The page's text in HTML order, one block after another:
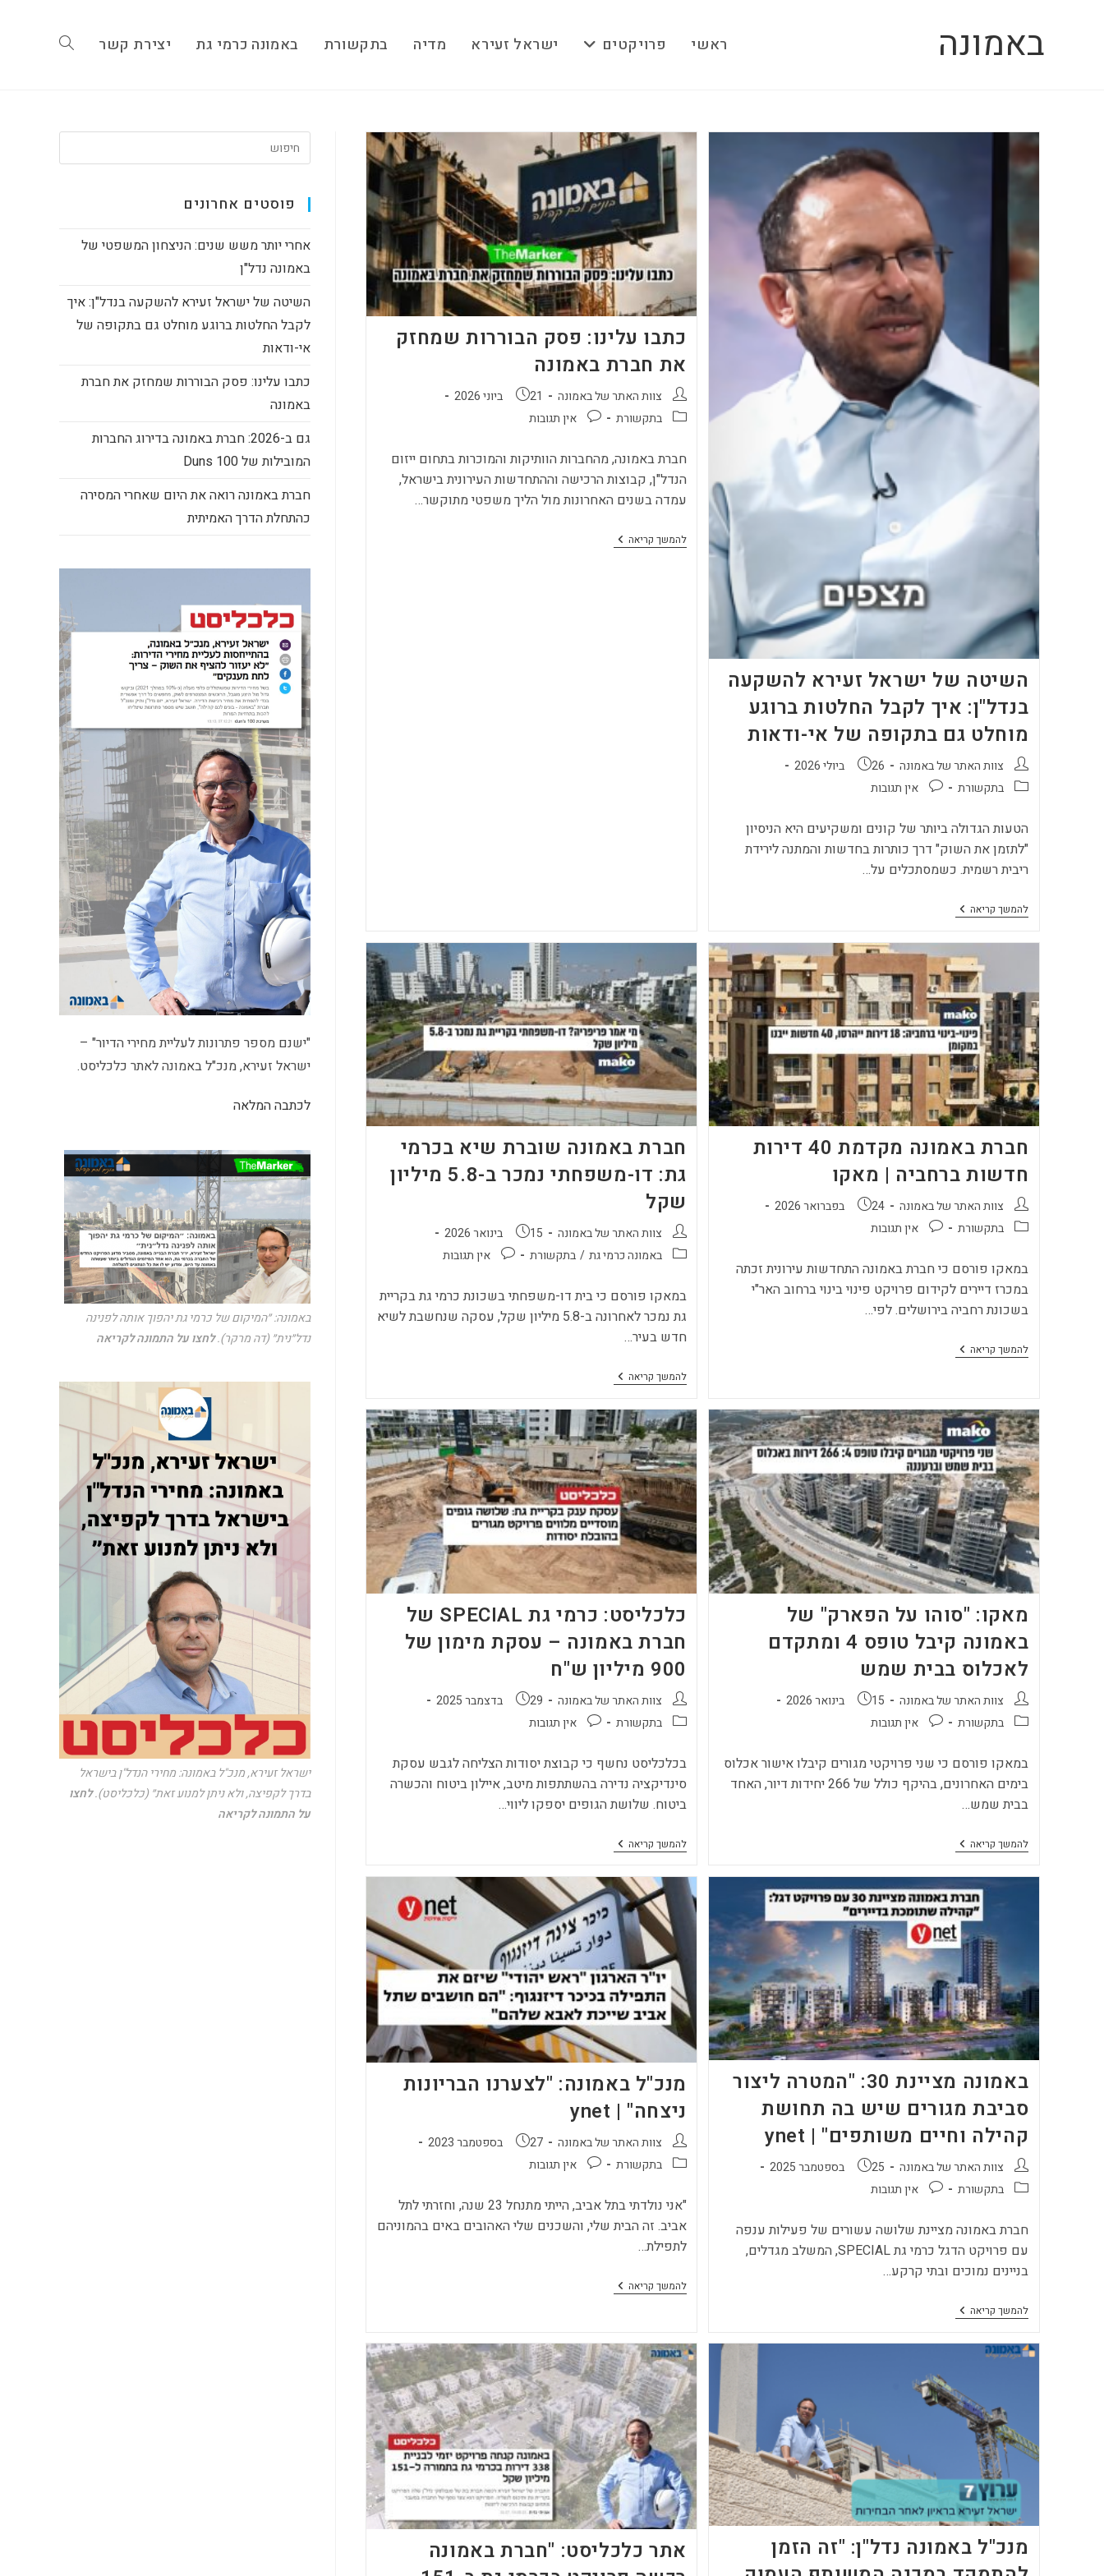
באמונה ראשי פרויקטים ישראל זעירא מדיה בתקשורת באמונה כרמי גת יצירת קשר Toggle
website
השיטה של ישראל זעירא להשקעה
בנדל"ן: איך לקבל החלטות ברוגע
מוחלט גם בתקופה של אי-ודאות
מחבר:צוות האתר של באמונה פורסם:
26 ביולי 2026
קטגוריה:בתקשורת תגובות:אין תגובות
הטעות הגדולה ביותר של קונים ומשקיעים היא הניסיון
"לתזמן את השוק" דרך כותרות בחדשות והמתנה לירידת
ריבית רשמית. כשמסתכלים על…
להמשך קריאההשיטה
של
זעירא
להשקעה
בנדל"ן:
איך
לקבל
החלטות
ברוגע
מוחלט
גם
בתקופה
של
אי-ודאות
כתבו עלינו: פסק הבוררות שמחזק
את חברת באמונה
מחבר:צוות האתר של באמונה פורסם:
21 ביוני 2026
קטגוריה:בתקשורת תגובות:אין תגובות
חברת באמונה, מהחברות הוותיקות והמוכרות בתחום ייזום
הנדל"ן, קבוצות הרכישה וההתחדשות העירונית בישראל,
עמדה בשנים האחרונות מול הליך משפטי מתוקשר…
להמשך קריאהכתבו
עלינו:
חברת באמונה מקדמת 40 דירות
חדשות ברחביה | מאקו
מחבר:צוות האתר של באמונה פורסם:
24 בפברואר 2026
קטגוריה:בתקשורת תגובות:אין תגובות
במאקו פורסם כי חברת באמונה התחדשות עירונית זכתה
במכרז דיירים לקידום פרויקט פינוי בינוי ברחוב האר"י
בשכונת רחביה בירושלים. לפי…
להמשך קריאהחברת
באמונה
חדשות
ברחביה
|
מאקו
חברת באמונה שוברת שיא בכרמי
גת: דו-משפחתי נמכר ב-5.8 מיליון
שקל
מחבר:צוות האתר של באמונה פורסם:
15 בינואר 2026
קטגוריה:באמונה כרמי גת / בתקשורת תגובות:אין תגובות
במאקו פורסם כי בית דו-משפחתי בשכונת כרמי גת בקריית
גת נמכר לאחרונה ב-5.8 מיליון שקל, עסקה שנחשבת לשיא
חדש בעיר…
להמשך קריאהחברת
באמונה
שיא
בכרמי
גת:
דו-משפחתי
נמכר
ב-5.8
מיליון
שקל
מאקו: "סוהו על הפארק" של
באמונה קיבל טופס 4 ומתקדם
לאכלוס בבית שמש
מחבר:צוות האתר של באמונה פורסם:
15 בינואר 2026
קטגוריה:בתקשורת תגובות:אין תגובות
במאקו פורסם כי שני פרויקטי מגורים קיבלו אישור אכלוס
בימים האחרונים, בהיקף כולל של 266 יחידות דיור, האחד
בבית שמש…
להמשך קריאהמאקו:
"סוהו
הפארק"
של
באמונה
קיבל
טופס
4
ומתקדם
לאכלוס
בבית
שמש
כלכליסט: כרמי גת SPECIAL של
חברת באמונה – עסקת מימון של
900 מיליון ש"ח
מחבר:צוות האתר של באמונה פורסם:
29 בדצמבר 2025
קטגוריה:בתקשורת תגובות:אין תגובות
בכלכליסט נחשף כי קבוצת יסודות הצליחה לגבש עסקת
סינדיקציה נדירה בהשתתפות מיטב, איילון ביטוח והכשרה
ביטוח. שלושת הגופים יספקו ליווי…
להמשך קריאהכלכליסט:
כרמי
SPECIAL
של
חברת
באמונה
–
עסקת
מימון
של
900
מיליון
ש"ח
באמונה מציינת 30: "המטרה ליצור
סביבת מגורים שיש בה תחושת
קהילה וחיים משותפים" | ynet
מחבר:צוות האתר של באמונה פורסם:
25 בספטמבר 2025
קטגוריה:בתקשורת תגובות:אין תגובות
חברת באמונה מציינת שלושה עשורים של פעילות ענפה
עם פרויקט הדגל כרמי גת SPECIAL, המשלב מגדלים,
בניינים נמוכים ובתי קרקע…
להמשך קריאהבאמונה
מציינת
סביבת
מגורים
שיש
בה
תחושת
משותפים"
|
Ynet
מנכ"ל באמונה: "לצערנו הבריונות
ניצחה" | ynet
מחבר:צוות האתר של באמונה פורסם:
27 בספטמבר 2023
קטגוריה:בתקשורת תגובות:אין תגובות
"אני נולדתי בתל אביב, הייתי מתנחל 23 שנה, וחזרתי לתל
אביב. זה הבית שלי, והשכנים שלי האהובים באים בהמוניהם
לתפילת…
להמשך קריאהמנכ"ל
באמונה:
|
Ynet
מנכ"ל באמונה נדל"ן: "זה הזמן
אתר כלכליסט: "חברת באמונה
פוסטים אחרונים
אחרי יותר משש שנים: הניצחון המשפטי של
באמונה נדל"ן
השיטה של ישראל זעירא להשקעה בנדל"ן: איך
לקבל החלטות ברוגע מוחלט גם בתקופה של
אי-ודאות
כתבו עלינו: פסק הבוררות שמחזק את חברת
באמונה
גם ב-2026: חברת באמונה בדירוג החברות
המובילות של Duns 100
חברת באמונה רואה את היום שאחרי המסירה
כהתחלת הדרך האמיתית
"ישנם מספר פתרונות לעליית מחירי הדיור" –
ישראל זעירא, מנכ"ל באמונה לאתר כלכליסט.
לכתבה המלאה
באמונה: ״המיקום של כרמי גת יהפוך אותה לפנינה
נדל״נית״ (דה מרקר).לחצו על התמונה לקריאה
ישראל זעירא, מנכ"ל באמונה: מחירי הנדל"ן בישראל
בדרך לקפיצה, ולא ניתן למנוע זאת״ (כלכליסט).לחצו
על התמונה לקריאה